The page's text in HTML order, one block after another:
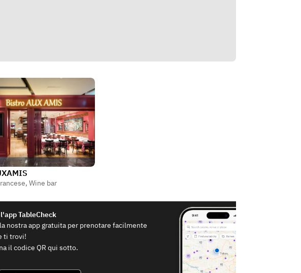
, Wine bar
TableCheck
nostra app gratuita per prenotare facilmente
ti trovi!
il codice QR qui sotto.